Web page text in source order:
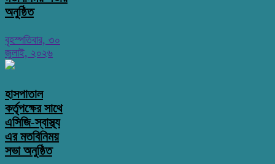
অনুষ্ঠিত
বৃহস্পতিবার, ৩০
জুলাই, ২০২৬
হাসপাতাল
কর্তৃপক্ষের সাথে
এসিজি-স্বাস্থ্য
এর মতবিনিময়
সভা অনুষ্ঠিত